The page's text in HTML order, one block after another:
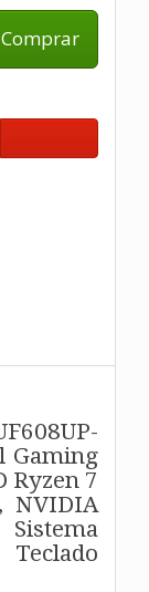
Comprar
Gaming
Ryzen 7
NVIDIA